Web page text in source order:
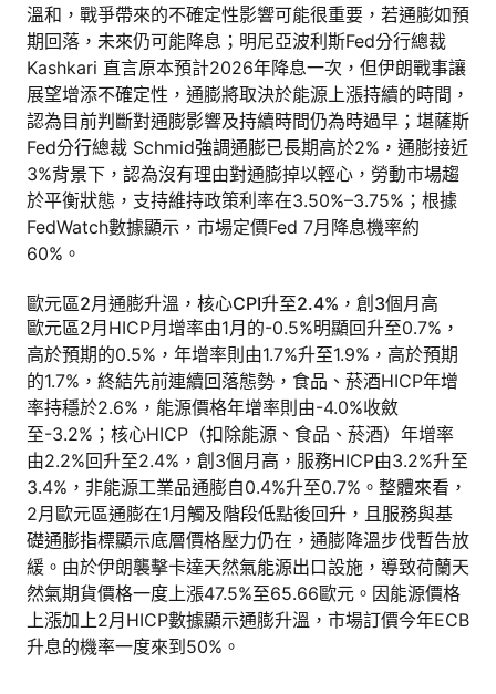
溫和，戰爭帶來的不確定性影響可能很重要，若通膨如預
期回落，未來仍可能降息；明尼亞波利斯Fed分行總裁
Kashkari 直言原本預計2026年降息一次，但伊朗戰事讓
展望增添不確定性，通膨將取決於能源上漲持續的時間，
認為目前判斷對通膨影響及持續時間仍為時過早；堪薩斯
Fed分行總裁 Schmid強調通膨已長期高於2%，通膨接近
3%背景下，認為沒有理由對通膨掉以輕心，勞動市場趨
於平衡狀態，支持維持政策利率在3.50%–3.75%；根據
FedWatch數據顯示，市場定價Fed 7月降息機率約
60%。
歐元區2月通膨升溫，核心CPI升至2.4%，創3個月高
歐元區2月HICP月增率由1月的-0.5%明顯回升至0.7%，
高於預期的0.5%，年增率則由1.7%升至1.9%，高於預期
的1.7%，終結先前連續回落態勢，食品、菸酒HICP年增
率持穩於2.6%，能源價格年增率則由-4.0%收斂
至-3.2%；核心HICP（扣除能源、食品、菸酒）年增率
由2.2%回升至2.4%，創3個月高，服務HICP由3.2%升至
3.4%，非能源工業品通膨自0.4%升至0.7%。整體來看，
2月歐元區通膨在1月觸及階段低點後回升，且服務與基
礎通膨指標顯示底層價格壓力仍在，通膨降溫步伐暫告放
緩。由於伊朗襲擊卡達天然氣能源出口設施，導致荷蘭天
然氣期貨價格一度上漲47.5%至65.66歐元。因能源價格
上漲加上2月HICP數據顯示通膨升溫，市場訂價今年ECB
升息的機率一度來到50%。